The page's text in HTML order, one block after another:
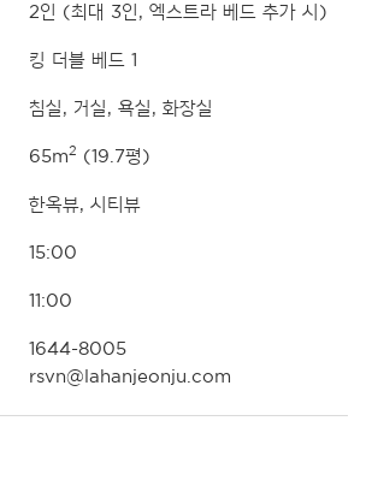
2인 (최대 3인, 엑스트라 베드 추가 시)
킹 더블 베드 1
침실, 거실, 욕실, 화장실
65m2 (19.7평)
한옥뷰, 시티뷰
15:00
11:00
1644-8005
rsvn@lahanjeonju.com